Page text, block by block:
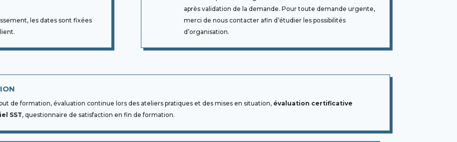
les dates sont fixées
après validation de la demande. Pour toute demande urgente,
merci de nous contacter afin d’étudier les possibilités
d’organisation.
de formation, évaluation continue lors des ateliers pratiques et des mises en situation, évaluation certificative
SST, questionnaire de satisfaction en fin de formation.